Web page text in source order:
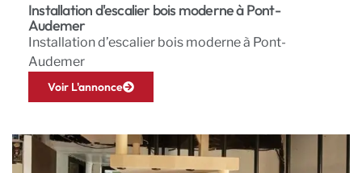
Installation d'escalier bois moderne à Pont-
Audemer
Installation d’escalier bois moderne à Pont-
Audemer
Voir L'annonce